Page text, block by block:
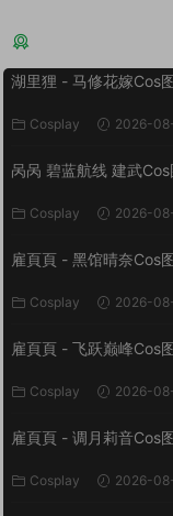
湖里狸 - 马修花嫁Cos
Cosplay 2026-
呙呙 碧蓝航线 建武
Cosplay 2026-
雇頁頁 - 黑馆晴奈Cos
Cosplay 2026-
雇頁頁 - 飞跃巅峰Cos
Cosplay 2026-
雇頁頁 - 调月莉音Cos
Cosplay 2026-